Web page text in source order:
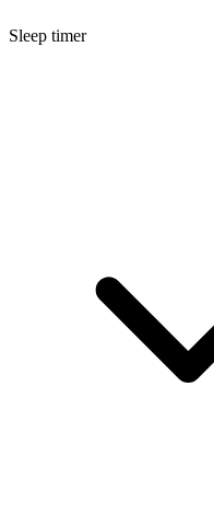
Sleep timer